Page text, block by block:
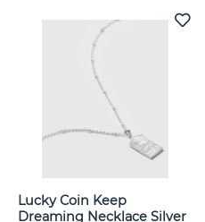
Lucky Coin Keep
Dreaming Necklace Silver